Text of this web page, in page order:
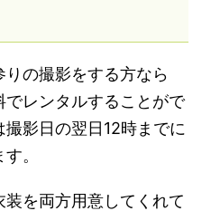
の撮影をする方なら
レンタルすることがで
影日の翌日12時までに
。
を両方用意してくれて